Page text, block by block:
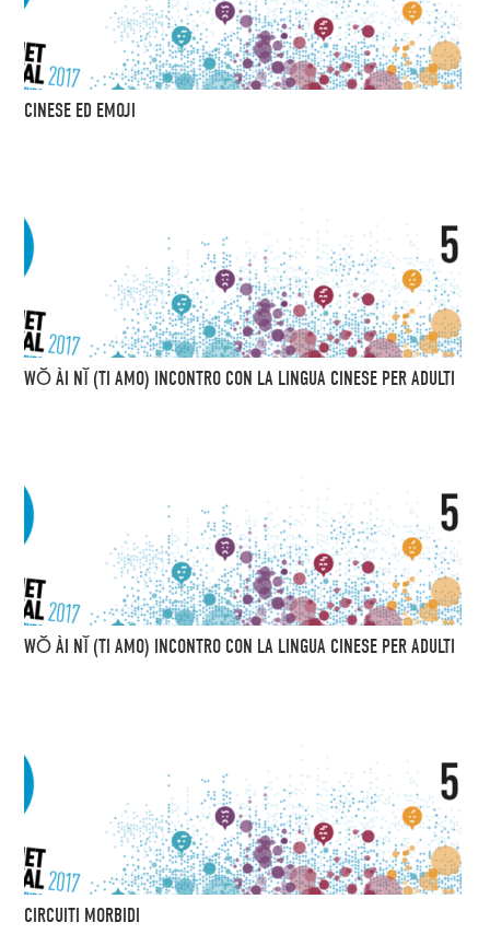
CINESE ED EMOJI
WŎ ÀI NĬ (TI AMO) INCONTRO CON LA LINGUA CINESE PER ADULTI
WŎ ÀI NĬ (TI AMO) INCONTRO CON LA LINGUA CINESE PER ADULTI
CIRCUITI MORBIDI